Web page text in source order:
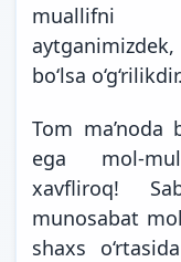
muallifni
bo‘lsa o‘g‘rilikdir.
Tom ma’noda
ega mol-
xavfliroq!
munosabat
shaxs